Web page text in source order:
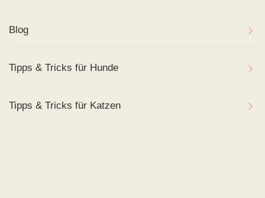
Blog
Tipps & Tricks für Hunde
Tipps & Tricks für Katzen